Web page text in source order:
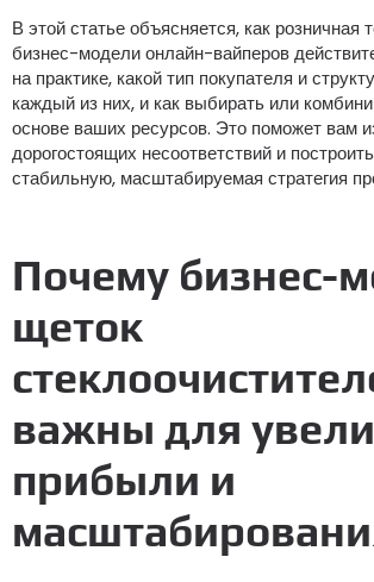
В этой статье объясняется, как розничная
бизнес-модели онлайн-вайперов
на практике, какой тип покупателя и
каждый из них, и как выбирать или
основе ваших ресурсов. Это поможет вам
дорогостоящих несоответствий и
стабильную, масштабируемая стратегия
Почему бизнес-
щеток
важны для
прибыли и